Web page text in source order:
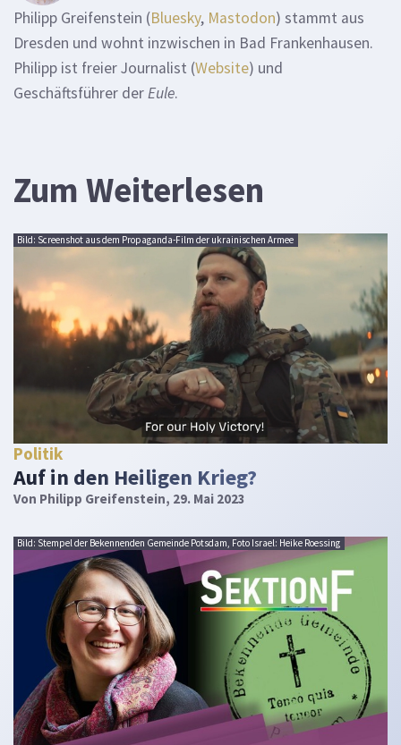
Philipp Greifenstein (Bluesky, Mastodon) stammt aus
Dresden und wohnt inzwischen in Bad Frankenhausen.
Philipp ist freier Journalist (Website) und
Geschäftsführer derEule.
Zum Weiterlesen
Bild: Screenshot aus dem Propaganda-Film der ukrainischen Armee
Politik
Auf in den Heiligen Krieg?
Von Philipp Greifenstein, 29. Mai 2023
Bild: Stempel der Bekennenden Gemeinde Potsdam, Foto Israel: Heike Roessing